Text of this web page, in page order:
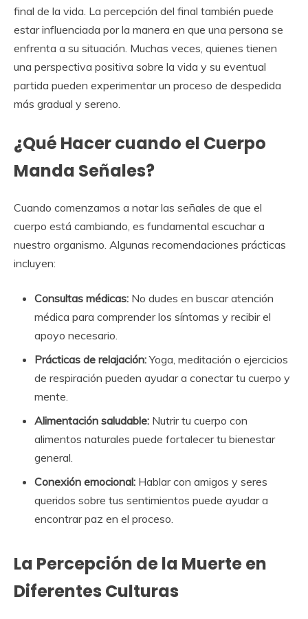
final de la vida. La percepción del final también puede
estar influenciada por la manera en que una persona se
enfrenta a su situación. Muchas veces, quienes tienen
una perspectiva positiva sobre la vida y su eventual
partida pueden experimentar un proceso de despedida
más gradual y sereno.
¿Qué Hacer cuando el Cuerpo
Manda Señales?
Cuando comenzamos a notar las señales de que el
cuerpo está cambiando, es fundamental escuchar a
nuestro organismo. Algunas recomendaciones prácticas
incluyen:
Consultas médicas: No dudes en buscar atención
médica para comprender los síntomas y recibir el
apoyo necesario.
Prácticas de relajación:Yoga, meditación o ejercicios
de respiración pueden ayudar a conectar tu cuerpo y
mente.
Alimentación saludable: Nutrir tu cuerpo con
alimentos naturales puede fortalecer tu bienestar
general.
Conexión emocional: Hablar con amigos y seres
queridos sobre tus sentimientos puede ayudar a
encontrar paz en el proceso.
La Percepción de la Muerte en
Diferentes Culturas